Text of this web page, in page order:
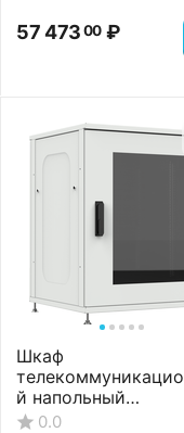
57 47300 ₽
Шкаф
й напольный
ШТНП-22U-800-
0.0